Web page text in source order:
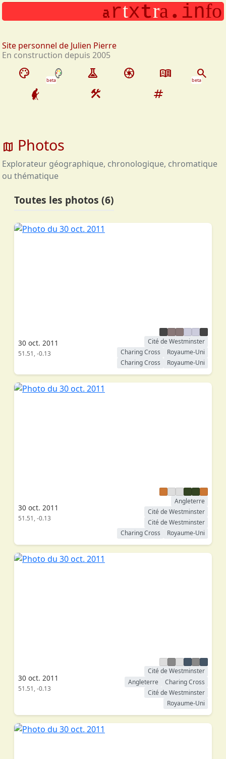
Aller au contenu principal
palette beta experiment camera dictionary search
beta
construction tag
map Photos
Explorateur géographique, chronologique, chromatique
ou thématique
Toutes les photos (6)
30 oct. 2011
51.51, -0.13
Cité de Westminster
Charing Cross
Royaume-Uni
Charing Cross
Royaume-Uni
30 oct. 2011
51.51, -0.13
Angleterre
Cité de Westminster
Cité de Westminster
Charing Cross
Royaume-Uni
30 oct. 2011
51.51, -0.13
Cité de Westminster
Angleterre
Charing Cross
Cité de Westminster
Royaume-Uni
artxtra . info
Site personnel de Julien Pierre
En construction depuis 2005